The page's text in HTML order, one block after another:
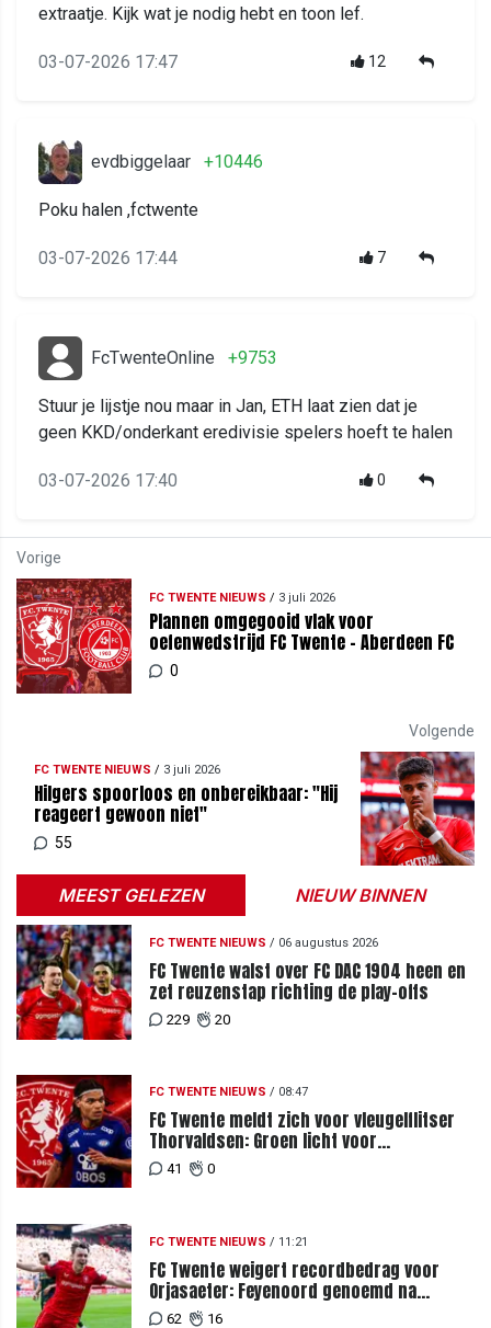
extraatje. Kijk wat je nodig hebt en toon lef.
03-07-2026 17:47 12
evdbiggelaar +10446
Poku halen ,fctwente
03-07-2026 17:44 7
FcTwenteOnline +9753
Stuur je lijstje nou maar in Jan, ETH laat zien dat je
geen KKD/onderkant eredivisie spelers hoeft te halen
03-07-2026 17:40 0
Vorige
FC TWENTE NIEUWS / 3 juli 2026
Plannen omgegooid vlak voor
oefenwedstrijd FC Twente - Aberdeen FC
0
Volgende
FC TWENTE NIEUWS / 3 juli 2026
Hilgers spoorloos en onbereikbaar: "Hij
reageert gewoon niet"
55
MEEST GELEZEN NIEUW BINNEN
FC TWENTE NIEUWS / 06 augustus 2026
FC Twente walst over FC DAC 1904 heen en
zet reuzenstap richting de play-offs
229 20
FC TWENTE NIEUWS / 08:47
FC Twente meldt zich voor vleugelflitser
Thorvaldsen: Groen licht voor
miljoenenbod
41 0
FC TWENTE NIEUWS / 11:21
FC Twente weigert recordbedrag voor
Orjasaeter: Feyenoord genoemd na
megabod
62 16